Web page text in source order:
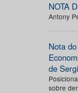
NOTA
Antony
Nota
de
sobre